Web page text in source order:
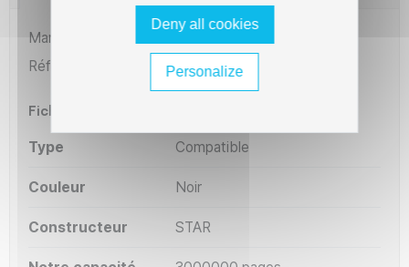
Marque
The Premium Solution
Référence
RMSTSP300N
Fiche technique
Type Compatible
Couleur Noir
Constructeur STAR
Deny all cookies
Personalize